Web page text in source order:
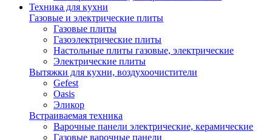
Техника для кухни
Газовые и электрические плиты
Газовые плиты
Газоэлектрические плиты
Настольные плиты газовые, электрические
Электрические плиты
Вытяжки для кухни, воздухоочистители
Gefest
Oasis
Эликор
Встраиваемая техника
Варочные панели электрические, керамические
Газовые варочные панели